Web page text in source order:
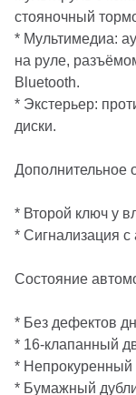
стояночный
* Мультимедиа:
на руле,
Bluetooth.
* Экстерьер:
диски.
Дополнительное
* Второй ключ у
* Сигнализация с
Состояние
* Без дефектов
* 16-клапанный
* Непрокуренный
* Бумажный